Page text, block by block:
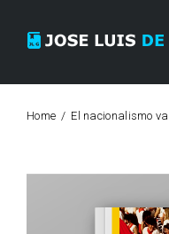
Home El nacionalismo